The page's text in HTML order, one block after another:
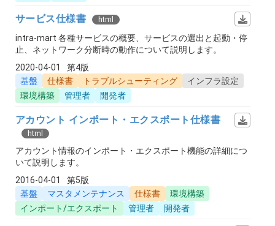
サービス仕様書 html
intra-mart 各種サービスの概要、サービスの選出と起動・停
止、ネットワーク分断時の動作について説明します。
2020-04-01
第4版
基盤
仕様書 トラブルシューティング
インフラ設定
環境構築
管理者 開発者
アカウント インポート・エクスポート仕様書
html
アカウント情報のインポート・エクスポート機能の詳細につ
いて説明します。
2016-04-01
第5版
基盤
マスタメンテナンス 仕様書
環境構築
インポート/エクスポート
管理者 開発者